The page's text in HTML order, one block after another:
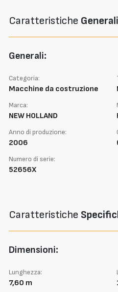
Caratteristiche Generali
Generali:
Categoria:
Macchine da costruzione
Marca:
NEW HOLLAND
Anno di produzione:
2006
Numero di serie:
52656X
Caratteristiche
Dimensioni:
Lunghezza:
7,60 m